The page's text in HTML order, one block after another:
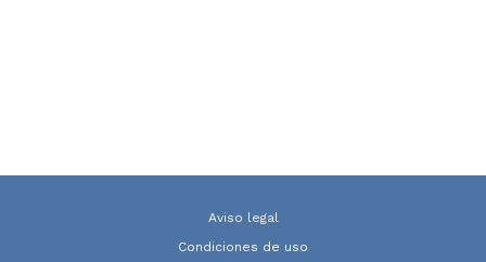
Aviso legal
Condiciones de uso